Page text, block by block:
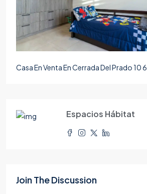
Casa En Venta En Cerrada Del Prado 10 6
Espacios Hábitat
Join The Discussion